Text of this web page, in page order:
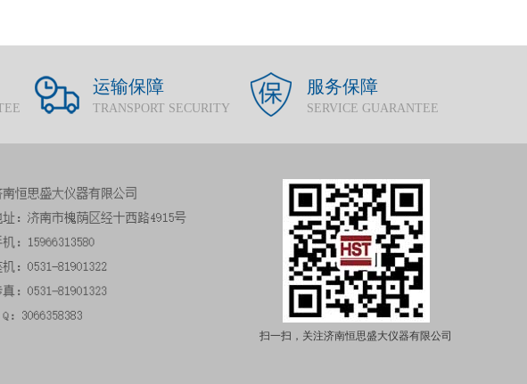
运输保障
TRANSPORT SECURITY
服务保障
SERVICE GUARANTEE
扫一扫，关注济南恒思盛大仪器有限公司